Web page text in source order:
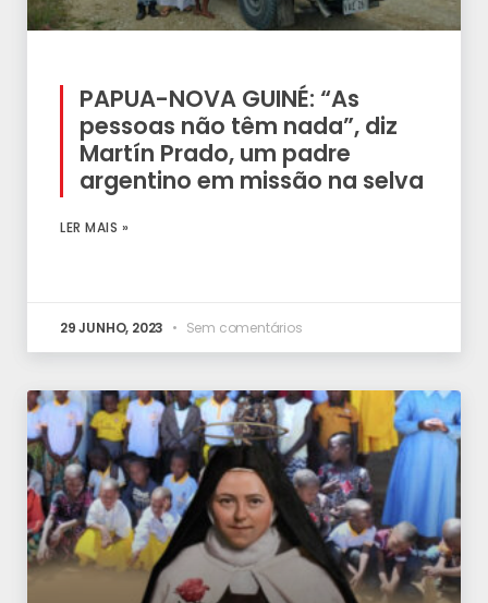
PAPUA-NOVA GUINÉ: “As
pessoas não têm nada”, diz
Martín Prado, um padre
argentino em missão na selva
LER MAIS »
29 JUNHO, 2023 Sem comentários